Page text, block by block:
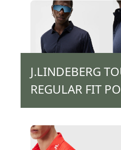
J.LINDEBERG
REGULAR FIT